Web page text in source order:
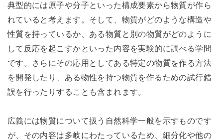
典型的には原子や分子といった構成要素から物質が作ら
れていると考えます。そして、物質がどのような構造や
性質を持っているか、ある物質と別の物質がどのように
して反応を起こすかといった内容を実験的に調べる学問
です。さらにその応用としてある特定の物質を作る方法
を開発したり、ある物性を持つ物質を作るための試行錯
誤を行ったりすることも含まれます。
広義には物質について扱う自然科学一般を示すものです
が、その内容は多岐にわたっているため、細分化や他の